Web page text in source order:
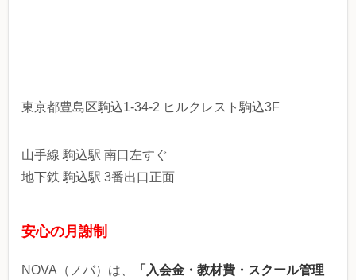
東京都豊島区駒込1-34-2 ヒルクレスト駒込3F
山手線 駒込駅 南口左すぐ
地下鉄 駒込駅 3番出口正面
安心の月謝制
NOVA（ノバ）は、
「入会金・教材費・スクール管理